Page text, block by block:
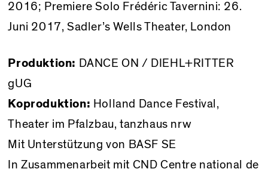
2016; Premiere Solo Frédéric Tavernini: 26.
Juni 2017, Sadler’s Wells Theater, London
Produktion: DANCE ON / DIEHL+RITTER
gUG
Koproduktion: Holland Dance Festival,
Theater im Pfalzbau, tanzhaus nrw
Mit Unterstützung von BASF SE
In Zusammenarbeit mit CND Centre national de